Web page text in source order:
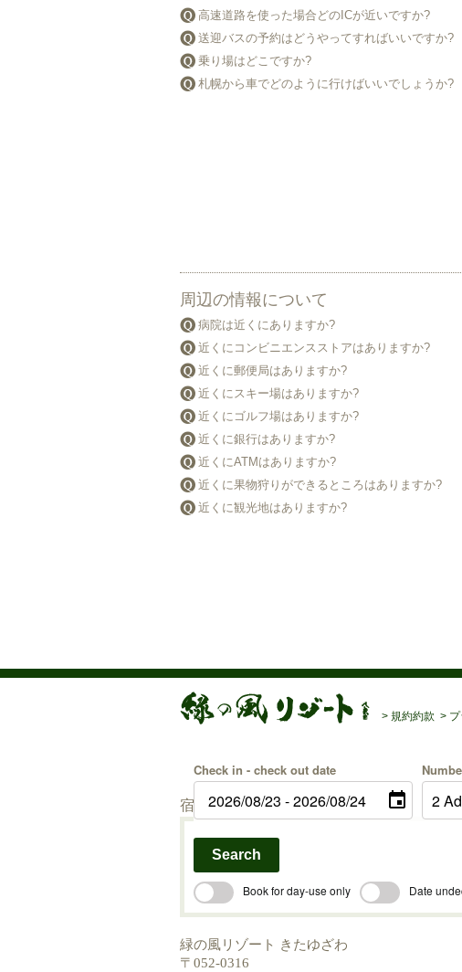
高速道路を使った場合どのICが近いですか?
送迎バスの予約はどうやってすればいいですか?
乗り場はどこですか?
札幌から車でどのように行けばいいでしょうか?
周辺の情報について
病院は近くにありますか?
近くにコンビニエンスストアはありますか?
近くに郵便局はありますか?
近くにスキー場はありますか?
近くにゴルフ場はありますか?
近くに銀行はありますか?
近くにATMはありますか?
近くに果物狩りができるところはありますか?
近くに観光地はありますか?
> 規約約款 >
宿 泊 希 望 日
Check in - check out date
Search
Book for day-use only Date
緑の風リゾート きたゆざわ
〒052-0316